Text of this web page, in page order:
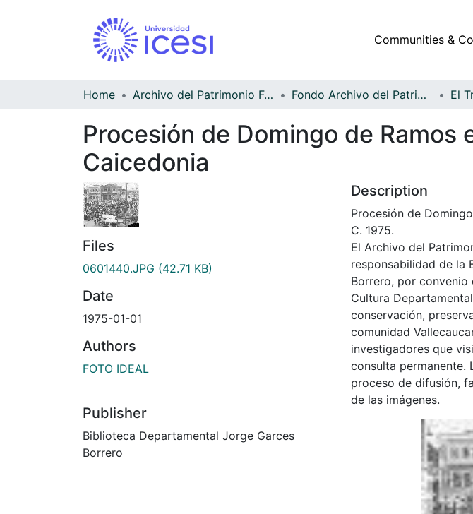
Communities &
Home Archivo del Patrimonio Fotográfico y Fílmico del Valle del Cauca Fondo Archivo del Patrimonio Fotográfico y Fílmico del Valle del Cauca El
Procesión de Domingo de Ramos
Caicedonia
Files
0601440.JPG (42.71 KB)
Date
1975-01-01
Authors
FOTO IDEAL
Publisher
Biblioteca Departamental Jorge Garces
Borrero
Description
Procesión de
C. 1975.
El Archivo del
responsabilidad de la
Borrero, por
Cultura
conservación,
comunidad
investigadores que
consulta permanente.
proceso de difusión,
de las imágenes.